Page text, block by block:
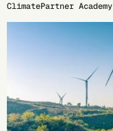
ClimatePartner
27.10.